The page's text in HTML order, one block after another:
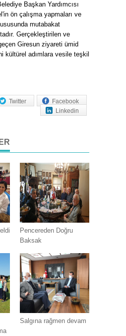
Başkan Yardımcısı
ön çalışma yapmaları ve
mutabakat
Gerçekleştirilen ve
Giresun ziyareti ümid
kültürel adımlara vesile teşkil
Facebook
Twitter
Linkedin
Pencereden Doğru
Baksak
Salgına rağmen devam